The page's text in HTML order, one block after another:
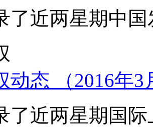
了近两星期中
动态 （2016年
了近两星期国